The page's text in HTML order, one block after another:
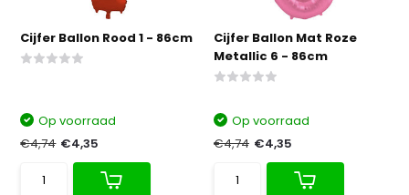
Cijfer Ballon Rood 1 - 86cm
Op voorraad
€4,74 €4,35
Cijfer Ballon Mat Roze
Metallic 6 - 86cm
Op voorraad
€4,74 €4,35